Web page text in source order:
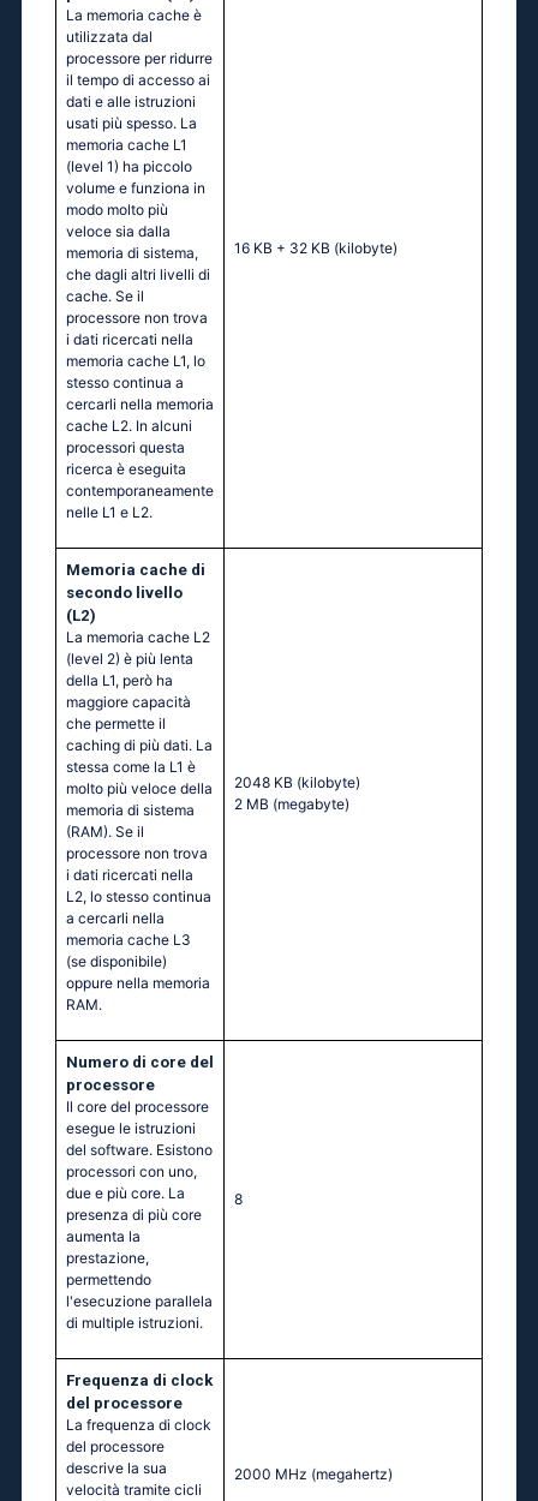
La memoria cache è
utilizzata dal
processore per ridurre
il tempo di accesso ai
dati e alle istruzioni
usati più spesso. La
memoria cache L1
(level 1) ha piccolo
volume e funziona in
modo molto più
veloce sia dalla
memoria di sistema,
che dagli altri livelli di
cache. Se il
processore non trova
i dati ricercati nella
memoria cache L1, lo
stesso continua a
cercarli nella memoria
cache L2. In alcuni
processori questa
ricerca è eseguita
contemporaneamente
nelle L1 e L2.
16 KB + 32 KB (kilobyte)
Memoria cache di
secondo livello
(L2)
La memoria cache L2
(level 2) è più lenta
della L1, però ha
maggiore capacità
che permette il
caching di più dati. La
stessa come la L1 è
molto più veloce della
memoria di sistema
(RAM). Se il
processore non trova
i dati ricercati nella
L2, lo stesso continua
a cercarli nella
memoria cache L3
(se disponibile)
oppure nella memoria
RAM.
2048 KB (kilobyte)
2 MB (megabyte)
Numero di core del
processore
Il core del processore
esegue le istruzioni
del software. Esistono
processori con uno,
due e più core. La
presenza di più core
aumenta la
prestazione,
permettendo
l'esecuzione parallela
di multiple istruzioni.
8
Frequenza di clock
del processore
La frequenza di clock
del processore
descrive la sua
velocità tramite cicli
2000 MHz (megahertz)